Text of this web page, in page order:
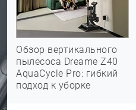
Обзор вертикального
пылесоса Dreame Z40
AquaCycle Pro: гибкий
подход к уборке